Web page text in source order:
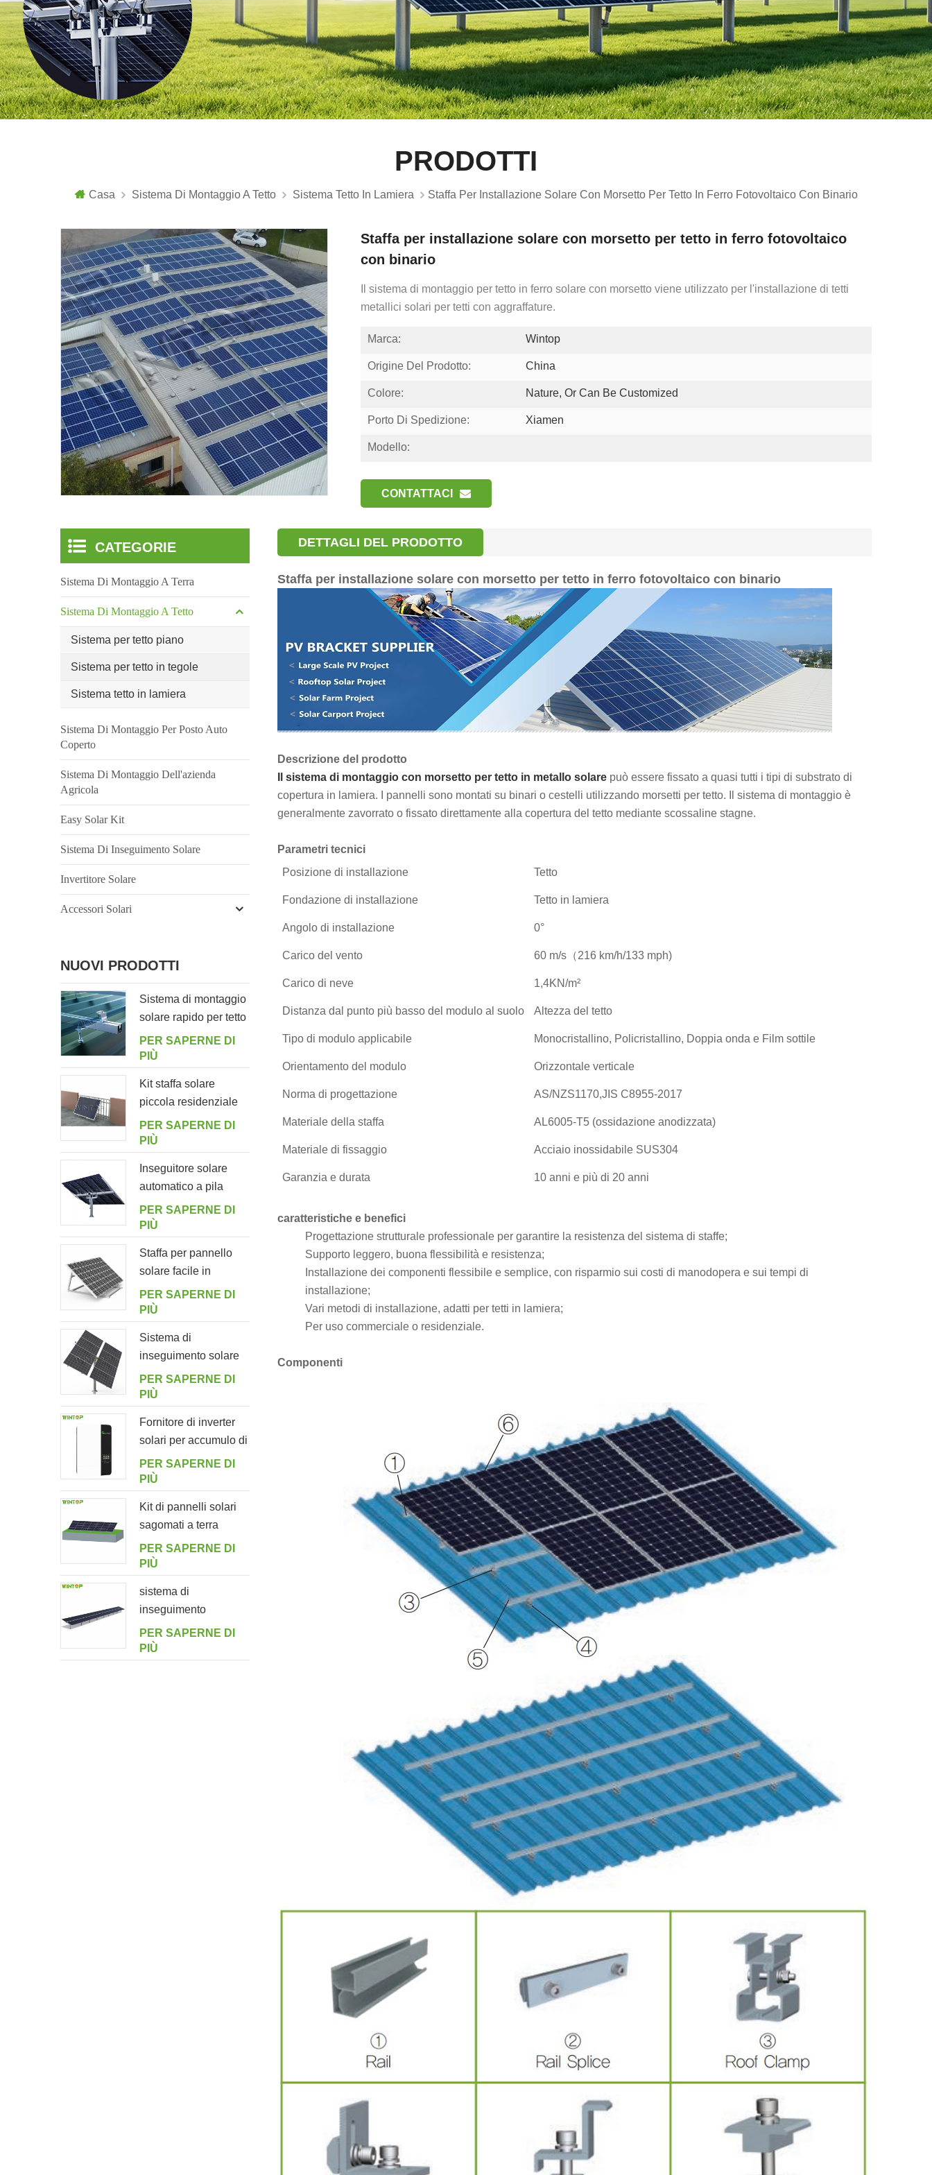
PRODOTTI
Casa Sistema Di Montaggio A Tetto Sistema Tetto In Lamiera Staffa Per Installazione Solare Con Morsetto Per Tetto In Ferro Fotovoltaico Con Binario
Staffa per installazione solare con morsetto per tetto in ferro fotovoltaico
con binario
Il sistema di montaggio per tetto in ferro solare con morsetto viene utilizzato per l'installazione di tetti
metallici solari per tetti con aggraffature.
Marca: Wintop
Origine Del Prodotto: China
Colore: Nature, Or Can Be Customized
Porto Di Spedizione: Xiamen
Modello:
CONTATTACI
DETTAGLI DEL PRODOTTO
Staffa per installazione solare con morsetto per tetto in ferro fotovoltaico con binario
Descrizione del prodotto
Il sistema di montaggio con morsetto per tetto in metallo solarepuò essere fissato a quasi tutti i tipi di substrato di
copertura in lamiera. I pannelli sono montati su binari o cestelli utilizzando morsetti per tetto. Il sistema di montaggio è
generalmente zavorrato o fissato direttamente alla copertura del tetto mediante scossaline stagne.
Parametri tecnici
Posizione di installazione
Tetto
Fondazione di installazione Tetto in lamiera
Angolo di installazione 0°
Carico del vento 60 m/s（216 km/h/133 mph)
Carico di neve 1,4KN/m²
Distanza dal punto più basso del modulo al suolo Altezza del tetto
Tipo di modulo applicabile Monocristallino, Policristallino, Doppia onda e Film sottile
Orientamento del modulo Orizzontale verticale
Norma di progettazione AS/NZS1170,JIS C8955-2017
Materiale della staffa AL6005-T5 (ossidazione anodizzata)
Materiale di fissaggio Acciaio inossidabile SUS304
Garanzia e durata 10 anni e più di 20 anni
caratteristiche e benefici
Progettazione strutturale professionale per garantire la resistenza del sistema di staffe;
Supporto leggero, buona flessibilità e resistenza;
Installazione dei componenti flessibile e semplice, con risparmio sui costi di manodopera e sui tempi di
installazione;
Vari metodi di installazione, adatti per tetti in lamiera;
Per uso commerciale o residenziale.
Componenti
CATEGORIE
Sistema Di Montaggio A Terra
Sistema Di Montaggio A Tetto
Sistema per tetto piano
Sistema per tetto in tegole
Sistema tetto in lamiera
Sistema Di Montaggio Per Posto Auto
Coperto
Sistema Di Montaggio Dell'azienda
Agricola
Easy Solar Kit
Sistema Di Inseguimento Solare
Invertitore Solare
Accessori Solari
NUOVI PRODOTTI
Sistema di montaggio
solare rapido per tetto
in lamiera con bullone
di sospensione
PER SAPERNE DI
PIÙ
Kit staffa solare
piccola residenziale
per balcone
domestico
PER SAPERNE DI
PIÙ
Inseguitore solare
automatico a pila
singola con 10
pannelli fotovoltaici
PER SAPERNE DI
PIÙ
Staffa per pannello
solare facile in
alluminio regolabile
ad angolo per
giardino
PER SAPERNE DI
PIÙ
Sistema di
inseguimento solare
intelligente a doppia
fila a palo singolo
PER SAPERNE DI
PIÙ
Fornitore di inverter
solari per accumulo di
energia off-grid
5000ES
PER SAPERNE DI
PIÙ
Kit di pannelli solari
sagomati a terra
PER SAPERNE DI
PIÙ
sistema di
inseguimento
orizzontale monoasse
multi-drive a doppio
ritratto
PER SAPERNE DI
PIÙ